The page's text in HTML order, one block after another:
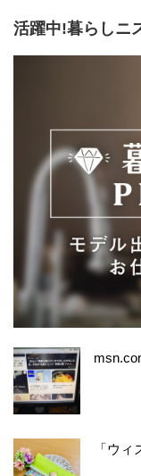
活躍中!暮らしニ
「ウ